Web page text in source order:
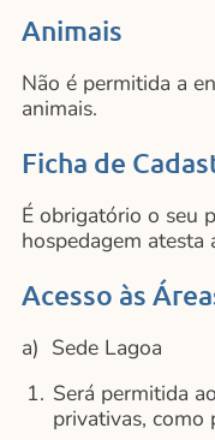
Animais
Não é permitida a
animais.
Ficha de
É obrigatório o seu
hospedagem atesta
Acesso às
a) Sede Lagoa
Será permitida
privativas, como